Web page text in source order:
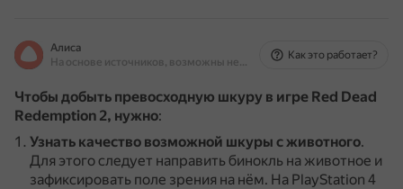
Алиса
На основе источников, возможны неточности
Как это работает?
Чтобы добыть превосходную шкуру в игре Red Dead
Redemption 2, нужно:
Узнать качество возможной шкуры с животного.
Для этого следует направить бинокль на животное и
зафиксировать поле зрения на нём. На PlayStation 4